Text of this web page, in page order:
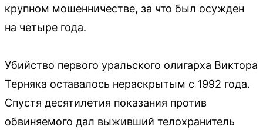
крупном мошенничестве, за что был осужден
на четыре года.
Убийство первого уральского олигарха Виктора
Терняка оставалось нераскрытым с 1992 года.
Спустя десятилетия показания против
обвиняемого дал выживший телохранитель